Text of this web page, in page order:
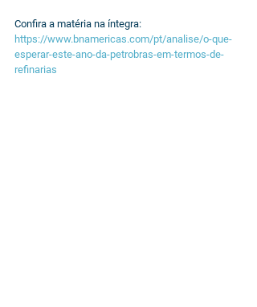
Confira a matéria na íntegra:
https://www.bnamericas.com/pt/analise/o-que-
esperar-este-ano-da-petrobras-em-termos-de-
refinarias